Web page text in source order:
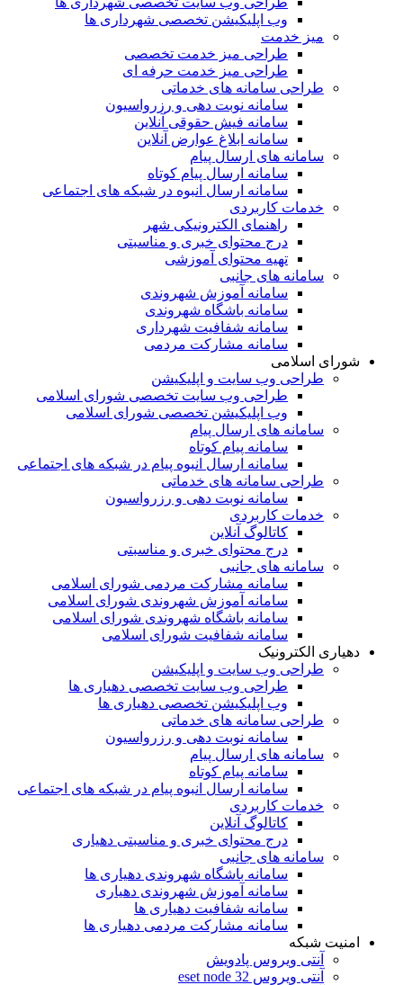
وب اپلیکیشن تخصصی شهرداری ها
میز خدمت
طراحی میز خدمت تخصصی
طراحی میز خدمت حرفه ای
طراحی سامانه های خدماتی
سامانه نوبت دهی و رزرواسیون
سامانه فیش حقوقی آنلاین
سامانه ابلاغ عوارض آنلاین
سامانه های ارسال پیام
سامانه ارسال پیام کوتاه
سامانه ارسال انبوه در شبکه های اجتماعی
خدمات کاربردی
راهنمای الکترونیکی شهر
درج محتوای خبری و مناسبتی
تهیه محتوای آموزشی
سامانه های جانبی
سامانه آموزش شهروندی
سامانه باشگاه شهروندی
سامانه شفافیت شهرداری
سامانه مشارکت مردمی
شورای اسلامی
طراحی وب سایت و اپلیکیشن
طراحی وب سایت تخصصی شورای اسلامی
وب اپلیکیشن تخصصی شورای اسلامی
سامانه های ارسال پیام
سامانه پیام کوتاه
سامانه ارسال انبوه پیام در شبکه های اجتماعی
طراحی سامانه های خدماتی
سامانه نوبت دهی و رزرواسیون
خدمات کاربردی
کاتالوگ آنلاین
درج محتوای خبری و مناسبتی
سامانه های جانبی
سامانه مشارکت مردمی شورای اسلامی
سامانه آموزش شهروندی شورای اسلامی
سامانه باشگاه شهروندی شورای اسلامی
سامانه شفافیت شورای اسلامی
دهیاری الکترونیک
طراحی وب سایت و اپلیکیشن
طراحی وب سایت تخصصی دهیاری ها
وب اپلیکیشن تخصصی دهیاری ها
طراحی سامانه های خدماتی
سامانه نوبت دهی و رزرواسیون
سامانه های ارسال پیام
سامانه پیام کوتاه
سامانه ارسال انبوه پیام در شبکه های اجتماعی
خدمات کاربردی
کاتالوگ آنلاین
درج محتوای خبری و مناسبتی دهیاری
سامانه های جانبی
سامانه باشگاه شهروندی دهیاری ها
سامانه آموزش شهروندی دهیاری
سامانه شفافیت دهیاری ها
سامانه مشارکت مردمی دهیاری ها
امنیت شبکه
آنتی ویروس پادویش
آنتی ویروس 32 eset node